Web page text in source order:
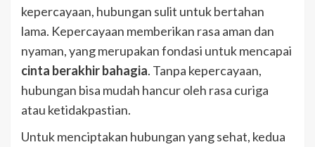
kepercayaan, hubungan sulit untuk bertahan
lama. Kepercayaan memberikan rasa aman dan
nyaman, yang merupakan fondasi untuk mencapai
cinta berakhir bahagia. Tanpa kepercayaan,
hubungan bisa mudah hancur oleh rasa curiga
atau ketidakpastian.
Untuk menciptakan hubungan yang sehat, kedua